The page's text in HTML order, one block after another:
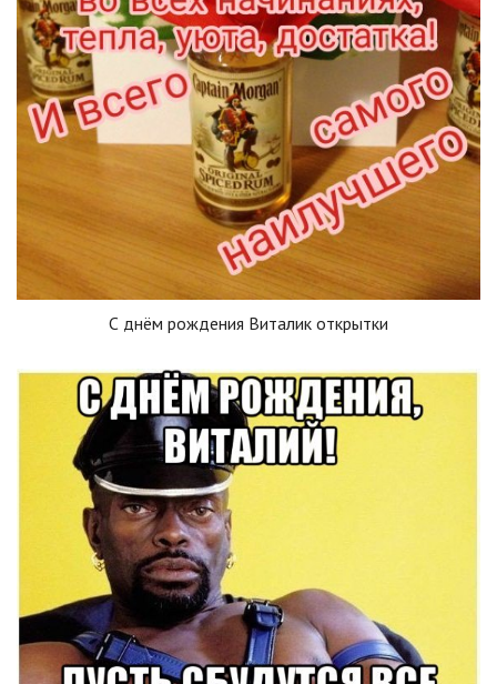
С днём рождения Виталик открытки